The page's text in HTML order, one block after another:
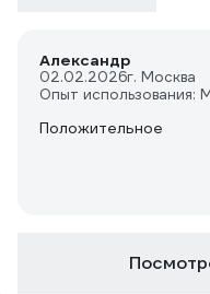
Александр
02.02.2026г. Москва
Опыт использования:
Положительное